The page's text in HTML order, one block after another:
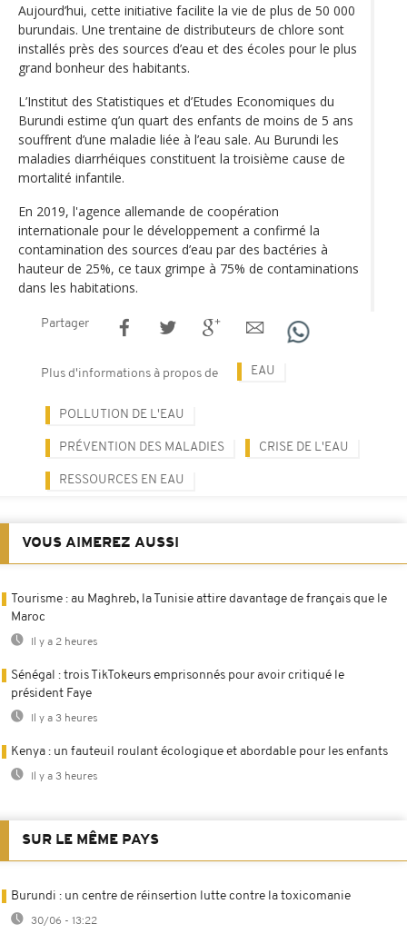
Aujourd’hui, cette initiative facilite la vie de plus de 50 000
burundais. Une trentaine de distributeurs de chlore sont
installés près des sources d’eau et des écoles pour le plus
grand bonheur des habitants.
L’Institut des Statistiques et d’Etudes Economiques du
Burundi estime q’un quart des enfants de moins de 5 ans
souffrent d’une maladie liée à l’eau sale. Au Burundi les
maladies diarrhéiques constituent la troisième cause de
mortalité infantile.
En 2019, l'agence allemande de coopération
internationale pour le développement a confirmé la
contamination des sources d’eau par des bactéries à
hauteur de 25%, ce taux grimpe à 75% de contaminations
dans les habitations.
Partager
Plus d'informations à propos de EAU
POLLUTION DE L'EAU
PRÉVENTION DES MALADIES CRISE DE L'EAU
RESSOURCES EN EAU
VOUS AIMEREZ AUSSI
Tourisme : au Maghreb, la Tunisie attire davantage de français que le
Maroc
Il y a 2 heures
Sénégal : trois TikTokeurs emprisonnés pour avoir critiqué le
président Faye
Il y a 3 heures
Kenya : un fauteuil roulant écologique et abordable pour les enfants
Il y a 3 heures
SUR LE MÊME PAYS
Burundi : un centre de réinsertion lutte contre la toxicomanie
30/06 - 13:22